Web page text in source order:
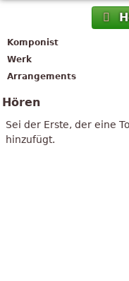
Komponist
Werk
Arrangements
Hören
Sei der Erste, der eine
hinzufügt.